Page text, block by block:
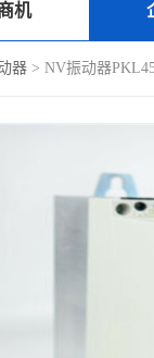
机
器 > NV振动器